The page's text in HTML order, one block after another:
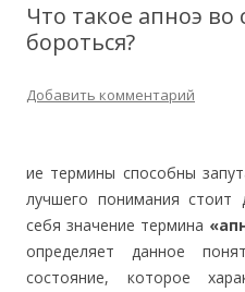
Что такое апноэ во
бороться?
Добавить комментарий
ие термины способны
лучшего понимания стоит
себя значение термина
определяет данное
состояние, которое